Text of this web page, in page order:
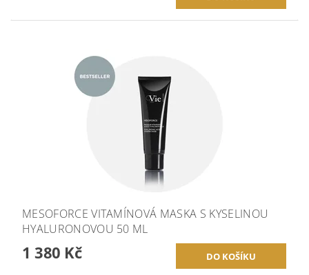
MESOFORCE VITAMÍNOVÁ MASKA S KYSELINOU
HYALURONOVOU 50 ML
1 380 Kč